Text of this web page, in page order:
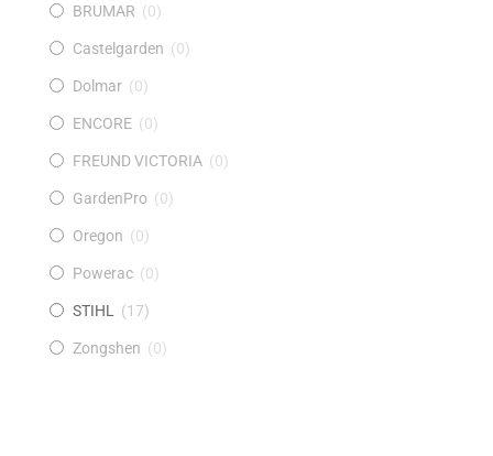
BRUMAR (0)
Castelgarden (0)
Dolmar (0)
ENCORE (0)
FREUND VICTORIA (0)
GardenPro (0)
Oregon (0)
Powerac (0)
STIHL (17)
Zongshen (0)